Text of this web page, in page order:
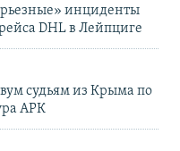
инциденты
DHL в Лейпциге
судьям из Крыма по
АРК